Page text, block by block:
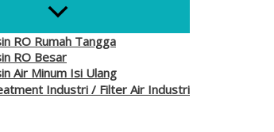
RO Rumah Tangga
RO Besar
Air Minum Isi Ulang
Industri / Filter Air Industri